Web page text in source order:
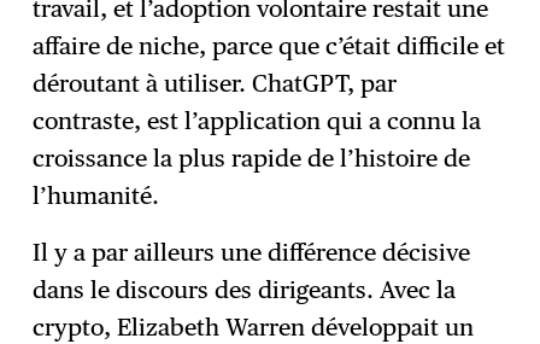
travail, et l’adoption volontaire restait une
affaire de niche, parce que c’était difficile et
déroutant à utiliser. ChatGPT, par
contraste, est l’application qui a connu la
croissance la plus rapide de l’histoire de
l’humanité.
Il y a par ailleurs une différence décisive
dans le discours des dirigeants. Avec la
crypto, Elizabeth Warren développait un